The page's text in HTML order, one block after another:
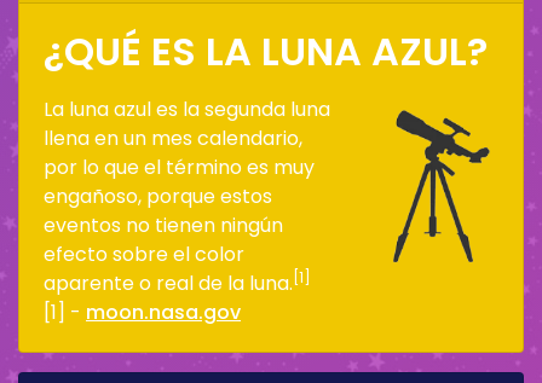
¿QUÉ ES LA LUNA AZUL?
La luna azul es la segunda luna
llena en un mes calendario,
por lo que el término es muy
engañoso, porque estos
eventos no tienen ningún
efecto sobre el color
aparente o real de la luna. [1]
[1] - moon.nasa.gov